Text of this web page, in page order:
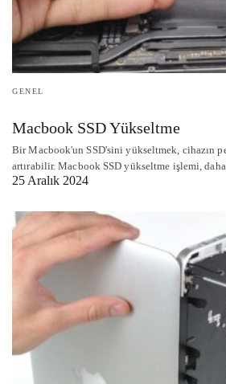
GENEL
Macbook SSD Yükseltme
Bir Macbook'un SSD'sini yükseltmek, cihazın
artırabilir. Macbook SSD yükseltme işlemi,
25 Aralık 2024